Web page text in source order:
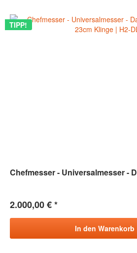
TIPP!
Chefmesser - Universalmesser -
2.000,00 € *
In den Warenkorb